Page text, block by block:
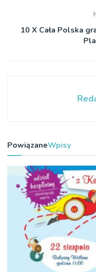
10 X Cała Polska
PowiązaneWpisy